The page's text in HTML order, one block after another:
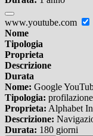
www.youtube.com
Nome
Tipologia
Proprieta
Descrizione
Durata
Nome: Google
Tipologia: profilazione
Proprieta: Alphabet
Descrizione:
Durata: 180 giorni